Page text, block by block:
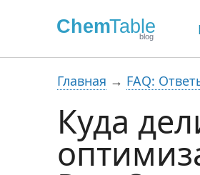
Главная → FAQ:
Куда